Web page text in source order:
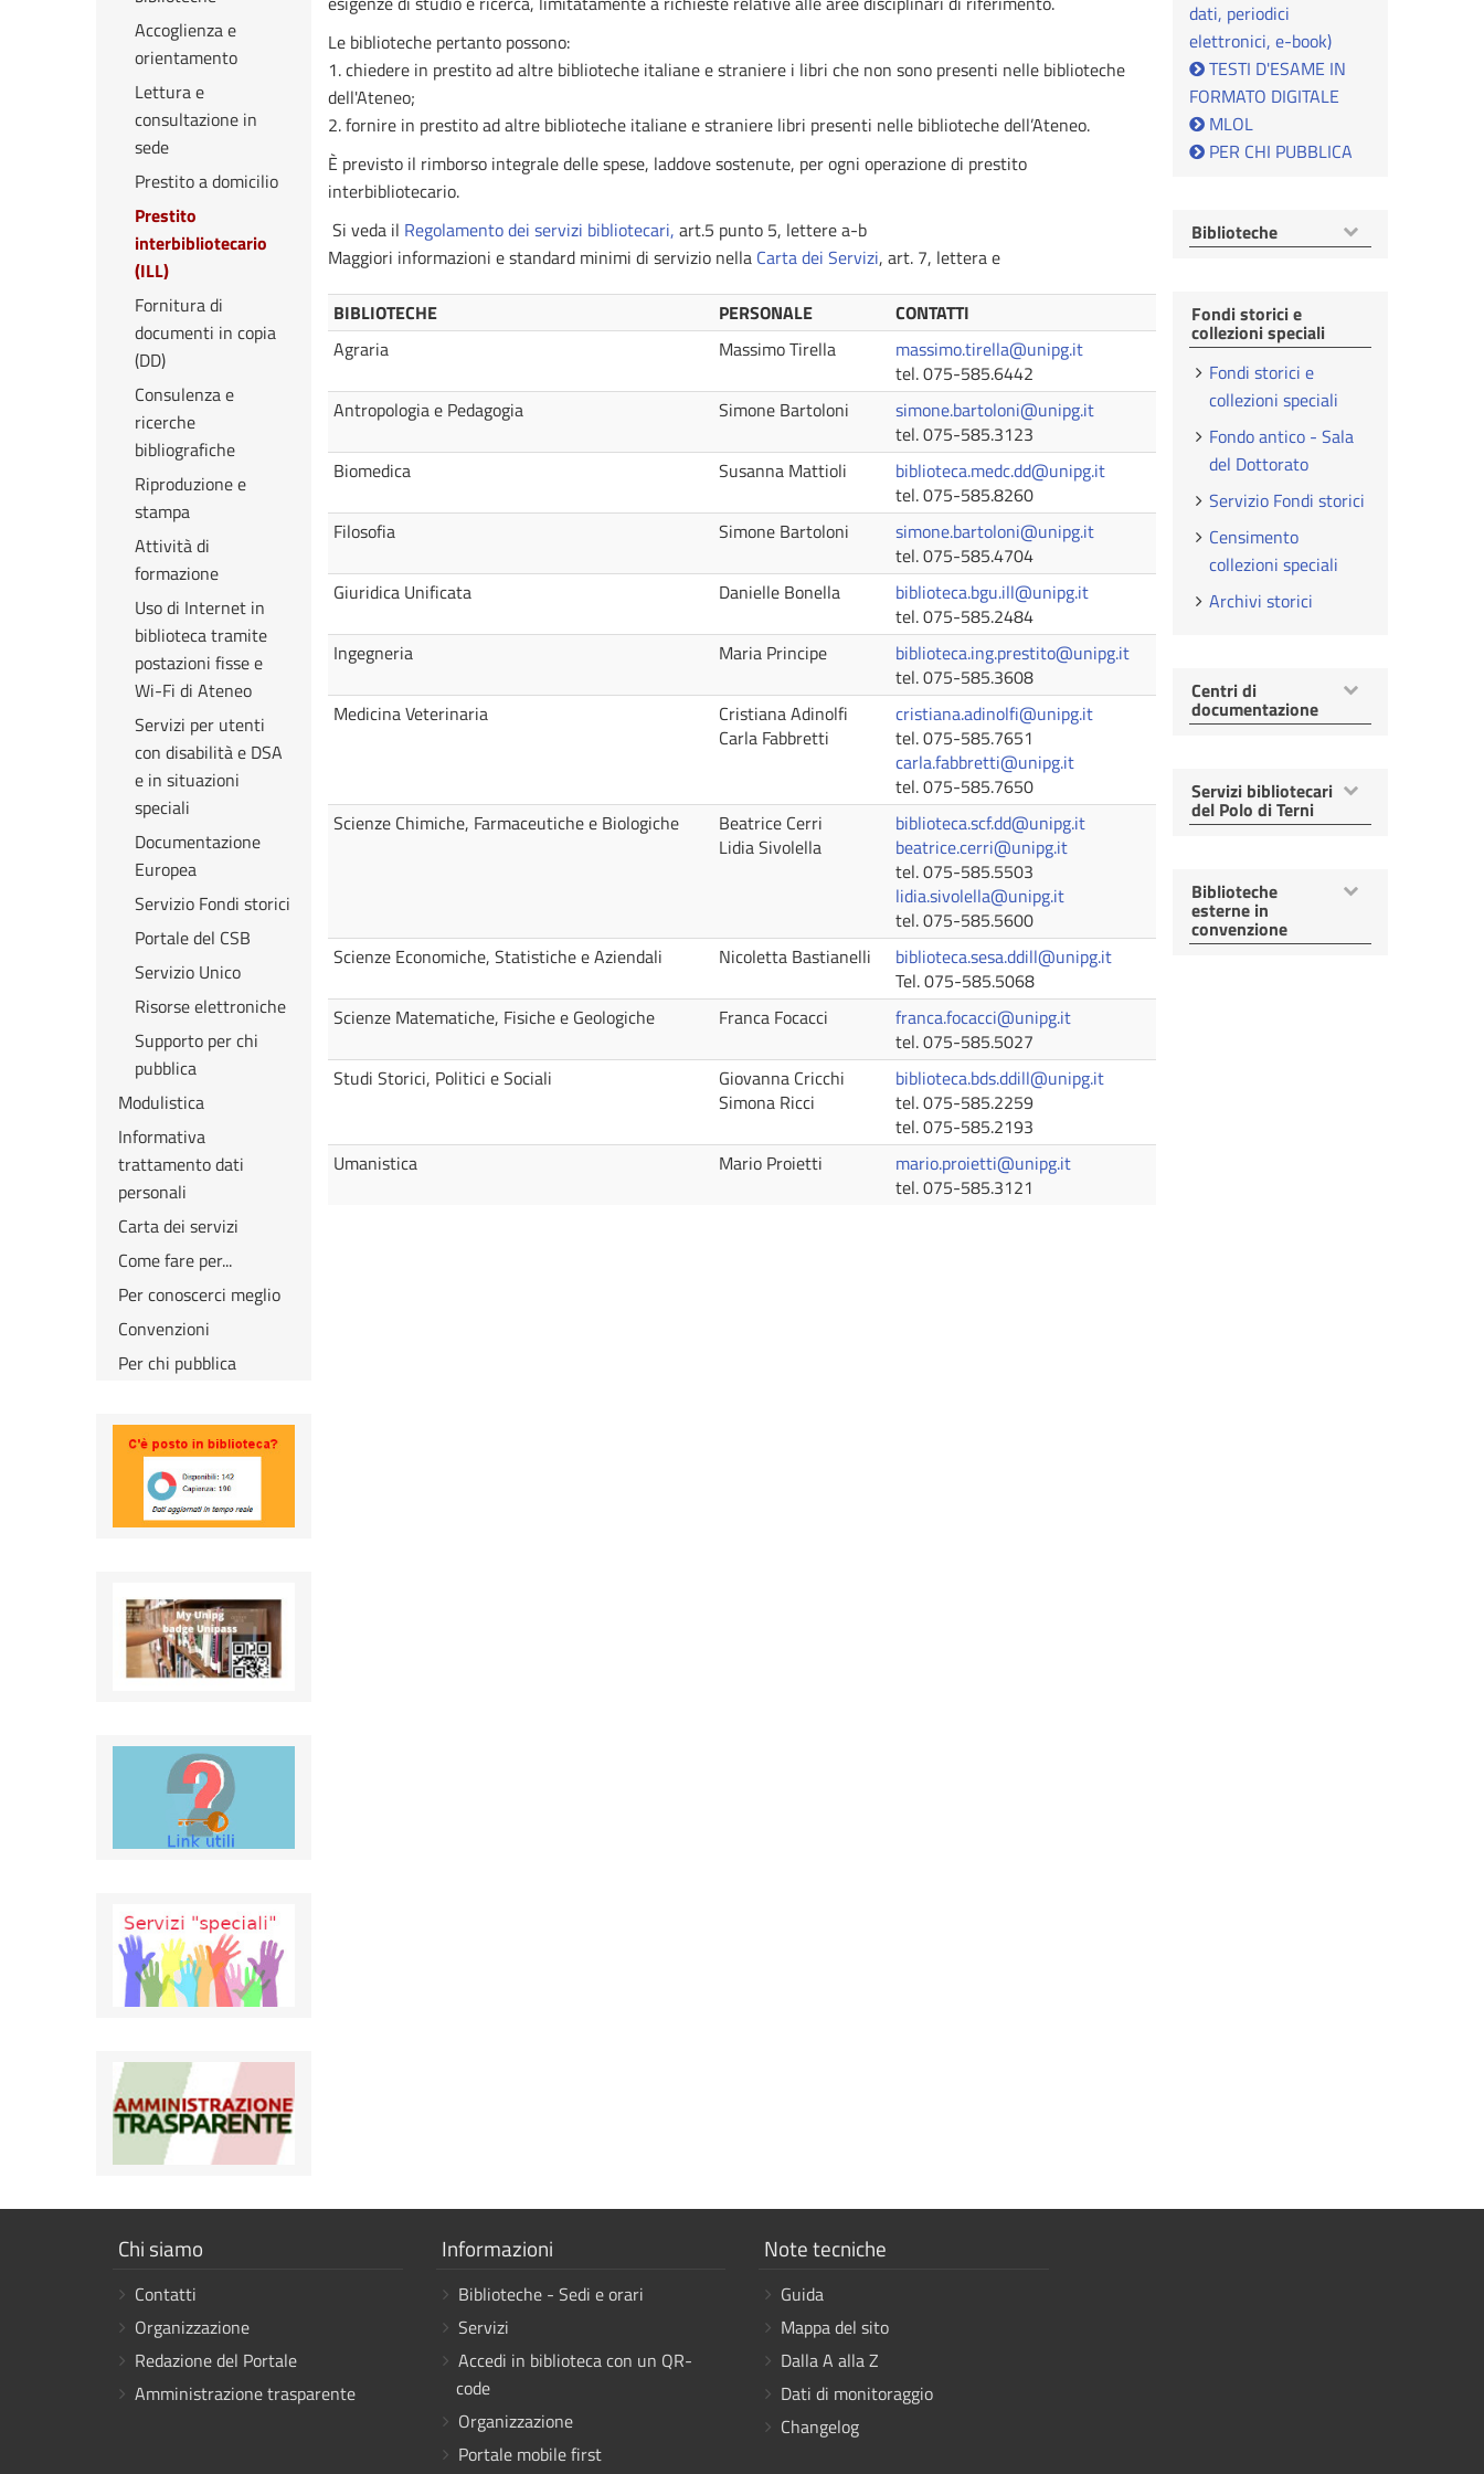
Le biblioteche pertanto possono:
1. chiedere in prestitoad altre biblioteche italiane e straniere i libri che non sono presenti nelle biblioteche
dell'Ateneo;
2. fornire in prestito ad altre biblioteche italiane e straniere libri presenti nelle biblioteche dell’Ateneo.
È previsto il rimborso integrale delle spese, laddove sostenute, per ogni operazione di prestito
interbibliotecario.
Si veda il Regolamento dei servizi bibliotecari, art.5 punto 5, lettere a-b
Maggiori informazioni e standard minimi di servizio nella Carta dei Servizi, art. 7, lettera e
BIBLIOTECHE PERSONALE
CONTATTI
Agraria
Massimo Tirella
massimo.tirella@unipg.it
tel. 075-585.6442
Antropologia e Pedagogia
Simone Bartoloni
simone.bartoloni@unipg.it
tel. 075-585.3123
Biomedica
Susanna Mattioli
biblioteca.medc.dd@unipg.it
tel. 075-585.8260
Filosofia
Simone Bartoloni
simone.bartoloni@unipg.it
tel. 075-585.4704
Giuridica Unificata
Danielle Bonella
biblioteca.bgu.ill@unipg.it
tel. 075-585.2484
Ingegneria
Maria Principe
biblioteca.ing.prestito@unipg.it
tel. 075-585.3608
Medicina Veterinaria
Cristiana Adinolfi
Carla Fabbretti
cristiana.adinolfi@unipg.it
tel. 075-585.7651
carla.fabbretti@unipg.it
tel. 075-585.7650
Scienze Chimiche, Farmaceutiche e Biologiche
Beatrice Cerri
Lidia Sivolella
biblioteca.scf.dd@unipg.it
beatrice.cerri@unipg.it
tel. 075-585.5503
lidia.sivolella@unipg.it
tel. 075-585.5600
Scienze Economiche, Statistiche e Aziendali
Nicoletta Bastianelli
biblioteca.sesa.ddill@unipg.it
Tel. 075-585.5068
Scienze Matematiche, Fisiche e Geologiche
Franca Focacci
franca.focacci@unipg.it
tel. 075-585.5027
Studi Storici, Politici e Sociali
Giovanna Cricchi
Simona Ricci
biblioteca.bds.ddill@unipg.it
tel. 075-585.2259
tel. 075-585.2193
Umanistica
Mario Proietti
mario.proietti@unipg.it
tel. 075-585.3121
Accoglienza e
orientamento
Lettura e
consultazione in
sede
Prestito a domicilio
Prestito
interbibliotecario
(ILL)
Fornitura di
documenti in copia
(DD)
Consulenza e
ricerche
bibliografiche
Riproduzione e
stampa
Attività di
formazione
Uso di Internet in
biblioteca tramite
postazioni fisse e
Wi-Fi di Ateneo
Servizi per utenti
con disabilità e DSA
e in situazioni
speciali
Documentazione
Europea
Servizio Fondi storici
Portale del CSB
Servizio Unico
Risorse elettroniche
Supporto per chi
pubblica
Modulistica
Informativa
trattamento dati
personali
Carta dei servizi
Come fare per...
Per conoscerci meglio
Convenzioni
Per chi pubblica
dati, periodici
elettronici, e-book)
TESTI D'ESAME IN
FORMATO DIGITALE
MLOL
PER CHI PUBBLICA
Mostra
voci
Biblioteche
Fondi storici e
collezioni speciali
Fondi storici e
collezioni speciali
Fondo antico - Sala
del Dottorato
Servizio Fondi storici
Censimento
collezioni speciali
Archivi storici
Mostra
voci
Centri di
documentazione
Mostra
voci
Servizi bibliotecari
del Polo di Terni
Mostra
voci
Biblioteche
esterne in
convenzione
Mostra
link
Chi siamo
Contatti
Organizzazione
Redazione del Portale
Amministrazione trasparente
Mostra
link
Informazioni
Biblioteche - Sedi e orari
Servizi
Accedi in biblioteca con un QR-
code
Organizzazione
Portale mobile first
Mostra
link
Note tecniche
Guida
Mappa del sito
Dalla A alla Z
Dati di monitoraggio
Changelog